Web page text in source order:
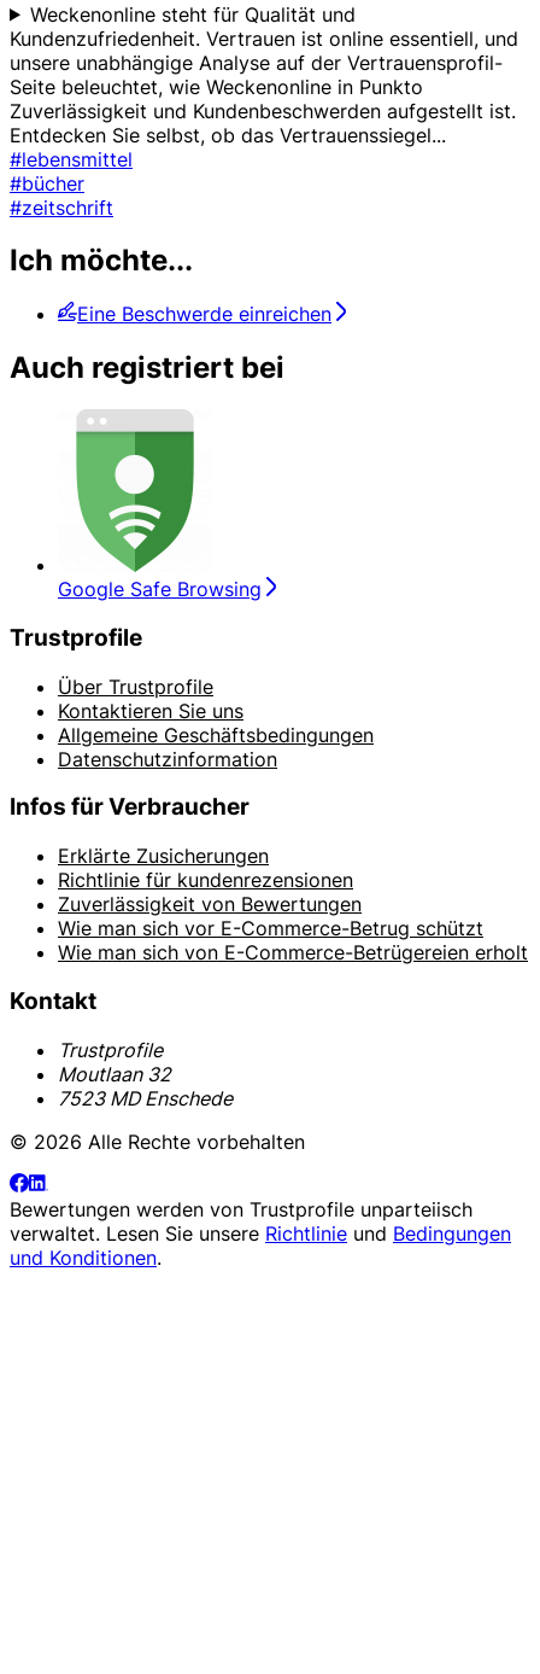
Weckenonline steht für Qualität und
Kundenzufriedenheit. Vertrauen ist online essentiell, und
unsere unabhängige Analyse auf der Vertrauensprofil-
Seite beleuchtet, wie Weckenonline in Punkto
Zuverlässigkeit und Kundenbeschwerden aufgestellt ist.
Entdecken Sie selbst, ob das Vertrauenssiegel...
#lebensmittel
#bücher
#zeitschrift
Ich möchte...
Eine Beschwerde einreichen
Auch registriert bei
Google Safe Browsing
Trustprofile
Über Trustprofile
Kontaktieren Sie uns
Allgemeine Geschäftsbedingungen
Datenschutzinformation
Infos für Verbraucher
Erklärte Zusicherungen
Richtlinie für kundenrezensionen
Zuverlässigkeit von Bewertungen
Wie man sich vor E-Commerce-Betrug schützt
Wie man sich von E-Commerce-Betrügereien erholt
Kontakt
Trustprofile
Moutlaan 32
7523 MD Enschede
© 2026 Alle Rechte vorbehalten
Bewertungen werden von Trustprofile unparteiisch
verwaltet. Lesen Sie unsere Richtlinie und Bedingungen
und Konditionen.